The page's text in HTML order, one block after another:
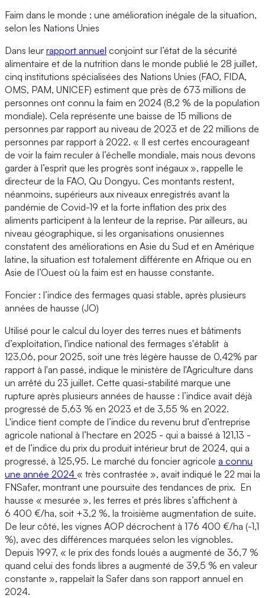
Faim dans le monde : une amélioration inégale de la situation,
selon les Nations Unies
Dans leur rapport annuel conjoint sur l’état de la sécurité
alimentaire et de la nutrition dans le monde publié le 28 juillet,
cinq institutions spécialisées des Nations Unies (FAO, FIDA,
OMS, PAM, UNICEF) estiment que près de 673 millions de
personnes ont connu la faim en 2024 (8,2 % de la population
mondiale). Cela représente une baisse de 15 millions de
personnes par rapport au niveau de 2023 et de 22 millions de
personnes par rapport à 2022. « Il est certes encourageant
de voir la faim reculer à l’échelle mondiale, mais nous devons
garder à l’esprit que les progrès sont inégaux », rappelle le
directeur de la FAO, Qu Dongyu. Ces montants restent,
néanmoins, supérieurs aux niveaux enregistrés avant la
pandémie de Covid-19 et la forte inflation des prix des
aliments participent à la lenteur de la reprise. Par ailleurs, au
niveau géographique, si les organisations onusiennes
constatent des améliorations en Asie du Sud et en Amérique
latine, la situation est totalement différente en Afrique ou en
Asie de l’Ouest où la faim est en hausse constante.
Foncier : l’indice des fermages quasi stable, après plusieurs
années de hausse (JO)
Utilisé pour le calcul du loyer des terres nues et bâtiments
d’exploitation, l'indice national des fermages s'établit à
123,06, pour 2025, soit une très légère hausse de 0,42% par
rapport à l'an passé, indique le ministère de l'Agriculture dans
un arrêté du 23 juillet. Cette quasi-stabilité marque une
rupture après plusieurs années de hausse : l’indice avait déjà
progressé de 5,63 % en 2023 et de 3,55 % en 2022.
L'indice tient compte de l’indice du revenu brut d’entreprise
agricole national à l’hectare en 2025 - qui a baissé à 121,13 -
et de l’indice du prix du produit intérieur brut de 2024, qui a
progressé, à 125,95. Le marché du foncier agricole a connu
une année 2024 « très contrastée », avait indiqué le 22 mai la
FNSafer, montrant une poursuite des tendances de prix. En
hausse « mesurée », les terres et prés libres s’affichent à
6 400 €/ha, soit +3,2 %, la troisième augmentation de suite.
De leur côté, les vignes AOP décrochent à 176 400 €/ha (-1,1
%), avec des différences marquées selon les vignobles.
Depuis 1997, « le prix des fonds loués a augmenté de 36,7 %
quand celui des fonds libres a augmenté de 39,5 % en valeur
constante », rappelait la Safer dans son rapport annuel en
2024.